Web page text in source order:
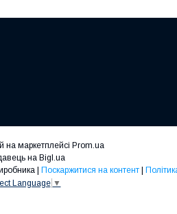
на маркетплейсі Prom.ua
на Bigl.ua
Поскаржитися на контент
Language ▼